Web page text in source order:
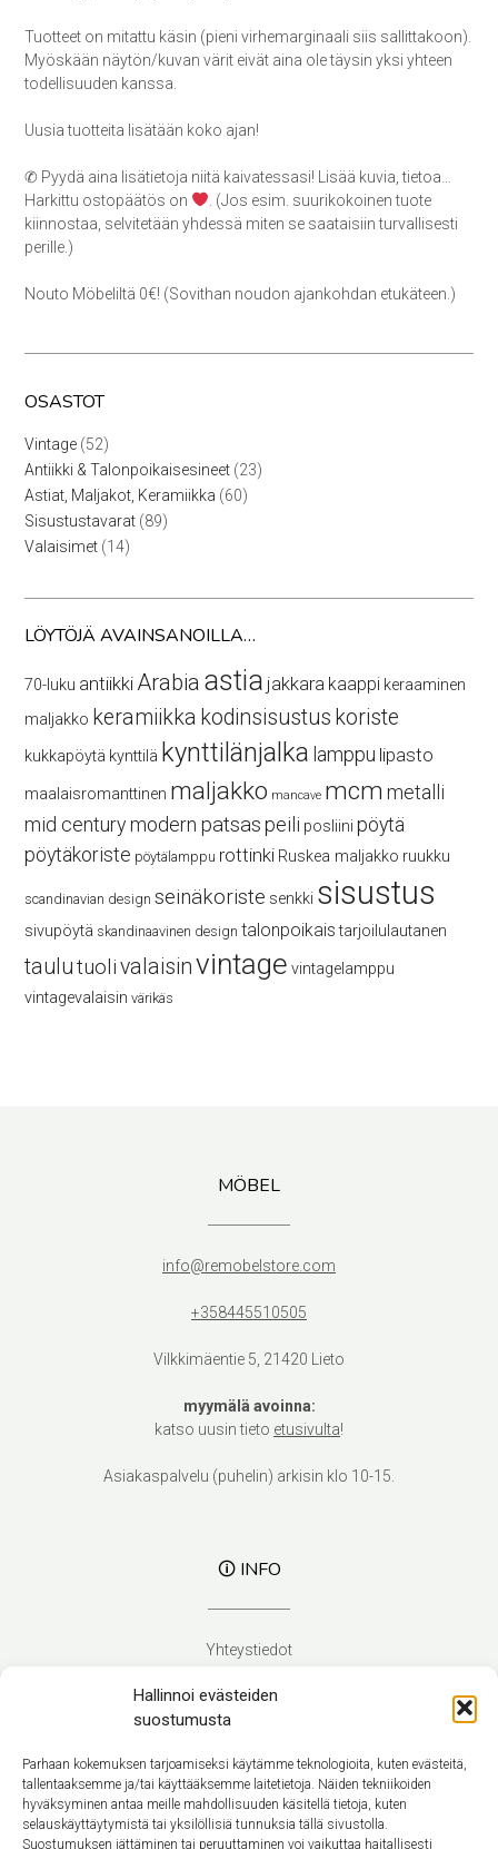
Hallinnoi evästeiden
suostumusta
Parhaan kokemuksen tarjoamiseksi käytämme teknologioita, kuten evästeitä,
tallentaaksemme ja/tai käyttääksemme laitetietoja. Näiden tekniikoiden
hyväksyminen antaa meille mahdollisuuden käsitellä tietoja, kuten
selauskäyttäytymistä tai yksilöllisiä tunnuksia tällä sivustolla.
Suostumuksen jättäminen tai peruuttaminen voi vaikuttaa haitallisesti
Tuotteet on mitattu käsin (pieni virhemarginaali siis sallittakoon).
Myöskään näytön/kuvan värit eivät aina ole täysin yksi yhteen
todellisuuden kanssa.
Uusia tuotteita lisätään koko ajan!
✆ Pyydä aina lisätietoja niitä kaivatessasi! Lisää kuvia, tietoa…
Harkittu ostopäätös on
. (Jos esim. suurikokoinen tuote
kiinnostaa, selvitetään yhdessä miten se saataisiin turvallisesti
perille.)
Nouto Möbeliltä 0€! (Sovithan noudon ajankohdan etukäteen.)
OSASTOT
Vintage 5252
tuotetta
Antiikki & Talonpoikaisesineet 2323
Astiat, Maljakot, Keramiikka 6060
Sisustustavarat 8989
Valaisimet 1414
LÖYTÖJÄ AVAINSANOILLA…
70-luku antiikki Arabia astia jakkara kaappi keraaminen
maljakko keramiikka kodinsisustus koriste
kukkapöytä kynttilä kynttilänjalka lamppu lipasto
maalaisromanttinen maljakko mancave mcm metalli
mid century modern patsaspeili posliini pöytä
pöytäkoriste pöytälamppu rottinki Ruskea maljakko ruukku
scandinavian design seinäkoriste senkki sisustus
sivupöytä skandinaavinen design talonpoikais tarjoilulautanen
taulutuolivalaisinvintage vintagelamppu
vintagevalaisin värikäs
MÖBEL
info@remobelstore.com
+358445510505
Vilkkimäentie 5, 21420 Lieto
myymälä avoinna:
katso uusin tieto etusivulta!
Asiakaspalvelu (puhelin) arkisin klo 10-15.
🛈 INFO
Yhteystiedot
Toimitusehdot
Tietosuojaseloste
Suomi